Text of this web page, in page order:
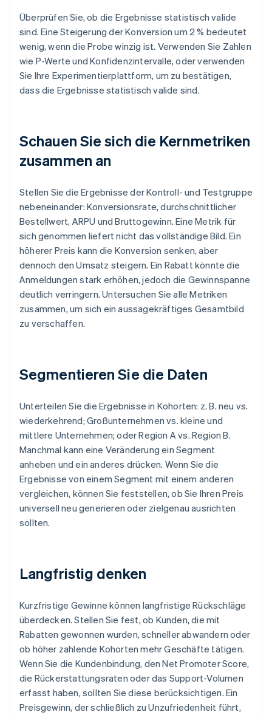
Überprüfen Sie, ob die Ergebnisse statistisch valide
sind. Eine Steigerung der Konversion um 2 % bedeutet
wenig, wenn die Probe winzig ist. Verwenden Sie Zahlen
wie P-Werte und Konfidenzintervalle, oder verwenden
Sie Ihre Experimentierplattform, um zu bestätigen,
dass die Ergebnisse statistisch valide sind.
Schauen Sie sich die Kernmetriken
zusammen an
Stellen Sie die Ergebnisse der Kontroll- und Testgruppe
nebeneinander: Konversionsrate, durchschnittlicher
Bestellwert, ARPU und Bruttogewinn. Eine Metrik für
sich genommen liefert nicht das vollständige Bild. Ein
höherer Preis kann die Konversion senken, aber
dennoch den Umsatz steigern. Ein Rabatt könnte die
Anmeldungen stark erhöhen, jedoch die Gewinnspanne
deutlich verringern. Untersuchen Sie alle Metriken
zusammen, um sich ein aussagekräftiges Gesamtbild
zu verschaffen.
Segmentieren Sie die Daten
Unterteilen Sie die Ergebnisse in Kohorten: z. B. neu vs.
wiederkehrend; Großunternehmen vs. kleine und
mittlere Unternehmen; oder Region A vs. Region B.
Manchmal kann eine Veränderung ein Segment
anheben und ein anderes drücken. Wenn Sie die
Ergebnisse von einem Segment mit einem anderen
vergleichen, können Sie feststellen, ob Sie Ihren Preis
universell neu generieren oder zielgenau ausrichten
sollten.
Langfristig denken
Kurzfristige Gewinne können langfristige Rückschläge
überdecken. Stellen Sie fest, ob Kunden, die mit
Rabatten gewonnen wurden, schneller abwandern oder
ob höher zahlende Kohorten mehr Geschäfte tätigen.
Wenn Sie die Kundenbindung, den Net Promoter Score,
die Rückerstattungsraten oder das Support-Volumen
erfasst haben, sollten Sie diese berücksichtigen. Ein
Preisgewinn, der schließlich zu Unzufriedenheit führt,